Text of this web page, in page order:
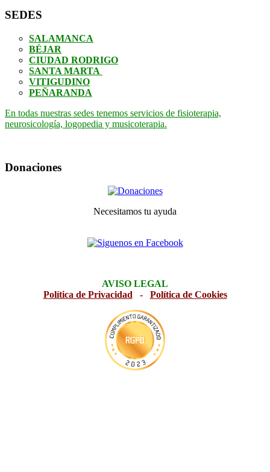
SEDES
SALAMANCA
BÉJAR
CIUDAD RODRIGO
SANTA MARTA
VITIGUDINO
PEÑARANDA
En todas nuestras sedes tenemos servicios de fisioterapia,
neurosicología, logopedia y musicoterapia.
Donaciones
Necesitamos tu ayuda
AVISO LEGAL
Política de Privacidad - Política de Cookies